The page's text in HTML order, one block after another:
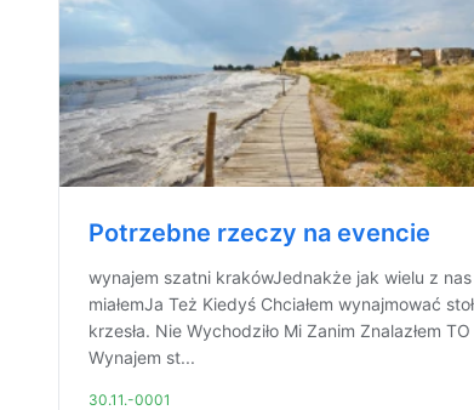
Potrzebne rzeczy na evencie
wynajem szatni krakówJednakże jak wielu z nas
miałemJa Też Kiedyś Chciałem wynajmować
krzesła. Nie Wychodziło Mi Zanim Znalazłem TO
Wynajem st...
30.11.-0001